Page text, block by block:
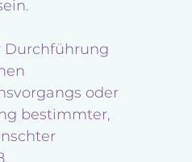
Durchführung
oder
bestimmter,